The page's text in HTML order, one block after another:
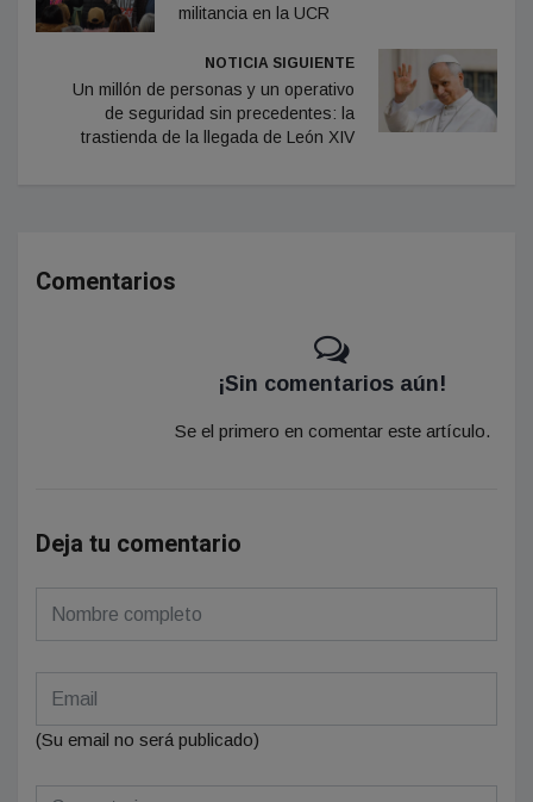
militancia en la UCR
NOTICIA SIGUIENTE
Un millón de personas y un operativo
de seguridad sin precedentes: la
trastienda de la llegada de León XIV
Comentarios
¡Sin comentarios aún!
Se el primero en comentar este artículo.
Deja tu comentario
(Su email no será publicado)